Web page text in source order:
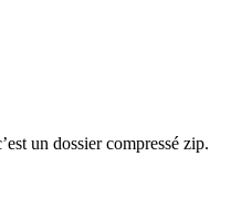
un dossier compressé zip.